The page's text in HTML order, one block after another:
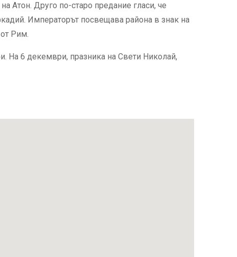
Атон. Друго по-старо предание гласи, че
Императорът посвещава района в знак на
Рим.
На 6 декември, празника на Свети Николай,